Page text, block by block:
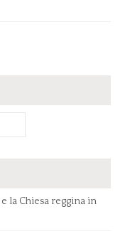
la Chiesa reggina in